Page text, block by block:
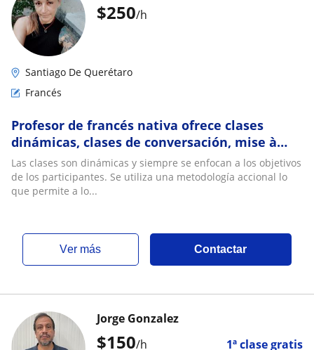
$250/h
Santiago De Querétaro
Francés
Profesor de francés nativa ofrece clases
dinámicas, clases de conversación, mise à
niveau (regularización), preparación DELF
Las clases son dinámicas y siempre se enfocan a los objetivos
de los participantes. Se utiliza una metodología accional lo
que permite a lo...
ver más Contactar
$150/h 1ª clase gratis
Jorge Gonzalez